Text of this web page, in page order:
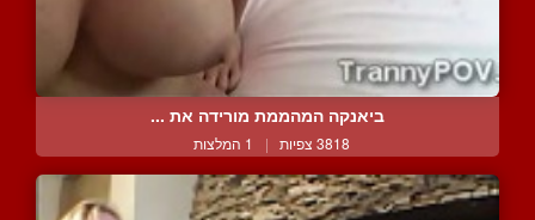
ביאנקה המהממת מורידה את ...
3818 צפיות | 1 המלצות